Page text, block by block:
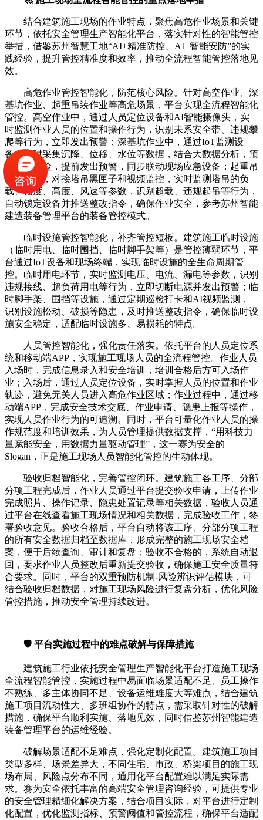
结合建筑施工现场的作业特点，聚焦高危作业场景和关键
环节，依托安全管理生产智能化平台，落实针对性的智能管控
举措，借鉴苏州智慧工地“AI+精准防控、AI+智能安防”的实
践经验，提升管控精准度和效率，推动全流程智能管控落地见
效。
高危作业管控智能化，防范核心风险。针对高空作业、深
基坑作业、起重吊装作业等高危场景，平台实现全流程智能化
管控。高空作业中，通过人员定位设备和AI智能摄像头，实
时监测作业人员的位置和操作行为，识别未系安全带、违规攀
爬等行为，立即发出预警；深基坑作业中，通过IoT监测设
备，实时采集沉降、位移、水位等数据，结合大数据分析，预
判坍塌风险，提前发出预警，同步联动现场应急设备；起重吊
装作业中，对接塔吊黑匣子和视频监控，实时监测塔吊的负
载、幅度、高度、风速等参数，识别超载、违规起吊等行为，
自动锁定设备并推送整改指令，确保作业安全，参考苏州智能
建造装备管理平台的装备管控模式。
临时设施管控智能化，补齐管控短板。建筑施工临时设施
（临时用电、临时围挡、临时脚手架等）是管控薄弱环节，平
台通过IoT设备和现场终端，实现临时设施的全生命周期管
控。临时用电环节，实时监测电压、电流、漏电等参数，识别
违规接线、超负荷用电等行为，立即切断电源并发出预警；临
时脚手架、围挡等设施，通过定期巡检打卡和AI视频监测，
识别设施松动、破损等隐患，及时推送整改指令，确保临时设
施安全稳定，适配临时设施多、易损耗的特点。
人员管控智能化，强化责任落实。依托平台的人员定位系
统和移动端APP，实现施工现场人员的全流程管控。作业人员
入场时，完成信息录入和安全培训，培训合格后方可入场作
业；入场后，通过人员定位设备，实时掌握人员的位置和作业
轨迹，避免无关人员进入高危作业区域；作业过程中，通过移
动端APP，完成安全技术交底、作业申请、隐患上报等操作，
实现人员作业行为的可追溯。同时，平台可量化作业人员的操
作规范度和培训效果，为人员管理提供数据支撑，“用科技力
量赋能安全，用数据力量驱动管理”，这一赛为安全的
Slogan，正是施工现场人员智能化管控的生动体现。
验收归档智能化，完善管控闭环。建筑施工各工序、分部
分项工程完成后，作业人员通过平台提交验收申请，上传作业
完成照片、操作记录、隐患处置记录等相关数据，验收人员通
过平台在线查看施工现场情况和相关数据，完成验收工作，签
署验收意见。验收合格后，平台自动将该工序、分部分项工程
的所有安全数据归档至数据库，形成完整的施工现场安全档
案，便于后续查询、审计和复盘；验收不合格的，系统自动退
回，要求作业人员整改后重新提交验收，确保施工安全质量符
合要求。同时，平台的双重预防机制-风险辨识评估模块，可
结合验收归档数据，对施工现场风险进行复盘分析，优化风险
管控措施，推动安全管理持续改进。
🛡️ 平台实施过程中的难点破解与保障措施
建筑施工行业依托安全管理生产智能化平台打造施工现场
全流程智能管控，实施过程中易面临场景适配不足、员工操作
不熟练、多主体协同不足、设备运维难度大等难点，结合建筑
施工项目流动性大、多班组协作的特点，需采取针对性的破解
措施，确保平台顺利实施、落地见效，同时借鉴苏州智能建造
装备管理平台的运维经验。
破解场景适配不足难点，强化定制化配置。建筑施工项目
类型多样、场景差异大，不同住宅、市政、桥梁项目的施工现
场布局、风险点分布不同，通用化平台配置难以满足实际需
求。赛为安全依托丰富的高端安全管理咨询经验，可提供专业
的安全管理精细化解决方案，结合项目实际，对平台进行定制
化配置，优化监测指标、预警阈值和管控流程，确保平台适配